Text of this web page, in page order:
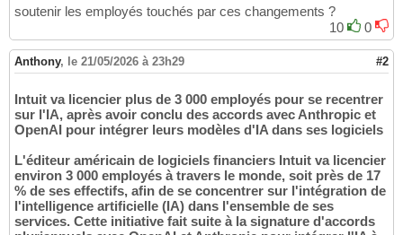
soutenir les employés touchés par ces changements ?
10
0
Anthony, le 21/05/2026 à 23h29 #2
Intuit va licencier plus de 3 000 employés pour se recentrer
sur l'IA, après avoir conclu des accords avec Anthropic et
OpenAI pour intégrer leurs modèles d'IA dans ses logiciels
L'éditeur américain de logiciels financiers Intuit va licencier
environ 3 000 employés à travers le monde, soit près de 17
% de ses effectifs, afin de se concentrer sur l'intégration de
l'intelligence artificielle (IA) dans l'ensemble de ses
services. Cette initiative fait suite à la signature d'accords